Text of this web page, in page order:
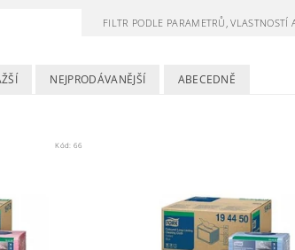
FILTR PODLE PARAMETRŮ, VLASTNOSTÍ
NEJPRODÁVANĚJŠÍ ABECEDNĚ
Kód: 66